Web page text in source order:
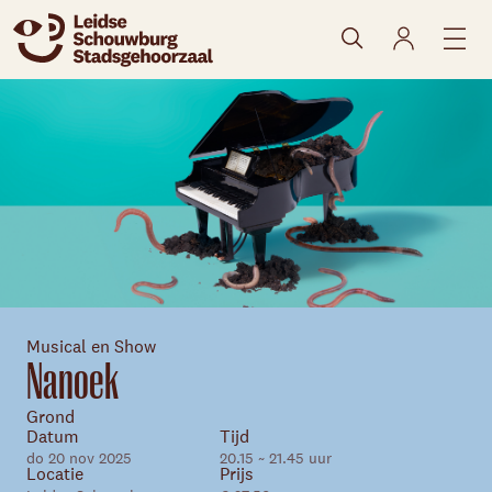
naar agenda
Musical en Show
Nanoek
Grond
Datum
do 20 nov 2025
Tijd
20.15 ~ 21.45 uur
Locatie Prijs